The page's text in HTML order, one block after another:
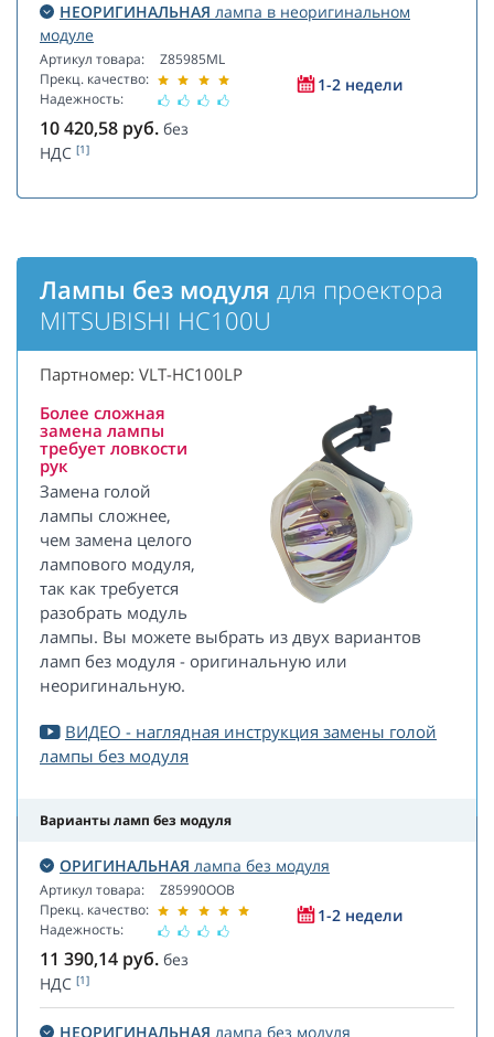
НЕОРИГИНАЛЬНАЯ лампа в неоригинальном
модуле
Артикул товара:
Прекц. качество:
Надежность:
Z85985ML
1-2 недели
10 420,58 руб. без
НДС [1]
Лампы без модуля для проектора
MITSUBISHI HC100U
Партномер: VLT-HC100LP
Более сложная
замена лампы
требует ловкости
рук
Замена голой
лампы сложнее,
чем замена целого
лампового модуля,
так как требуется
разобрать модуль
лампы. Вы можете выбрать из двух вариантов
ламп без модуля - оригинальную или
неоригинальную.
ВИДЕО - наглядная инструкция замены голой
лампы без модуля
Варианты ламп без модуля
ОРИГИНАЛЬНАЯ лампа без модуля
Артикул товара:
Прекц. качество:
Надежность:
Z85990OOB
1-2 недели
11 390,14 руб. без
НДС [1]
НЕОРИГИНАЛЬНАЯ лампа без модуля